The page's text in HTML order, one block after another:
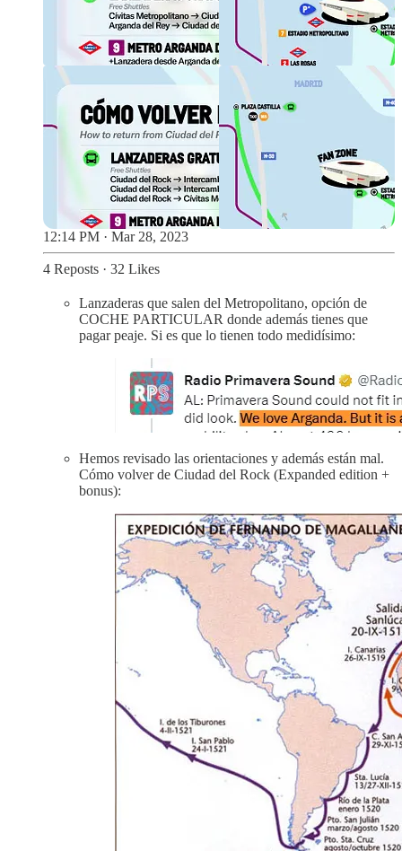
12:14 PM · Mar 28, 2023
4 Reposts · 32 Likes
Lanzaderas que salen del Metropolitano, opción de
COCHE PARTICULAR donde además tienes que
pagar peaje. Si es que lo tienen todo medidísimo:
Hemos revisado las orientaciones y además están mal.
Cómo volver de Ciudad del Rock (Expanded edition +
bonus):